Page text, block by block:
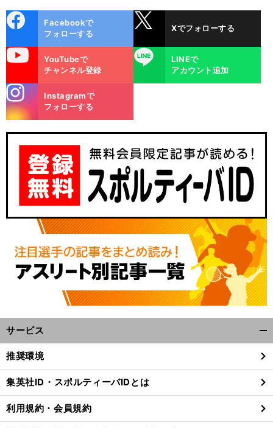
ok
Facebookで
フォローする
Xでフォローする
YouTubeで
チャンネル登録
LINE
LINEで
アカウント追加
m
Instagramで
フォローする
サービス
閉
る
推奨環境
集英社ID・スポルティーバIDとは
利用規約・会員規約